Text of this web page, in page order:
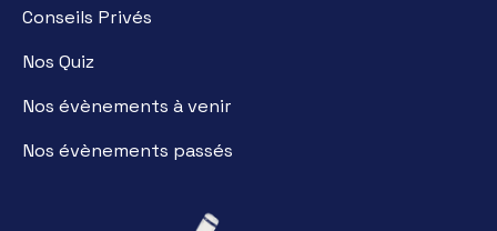
Conseils Privés
Nos Quiz
Nos évènements à venir
Nos évènements passés